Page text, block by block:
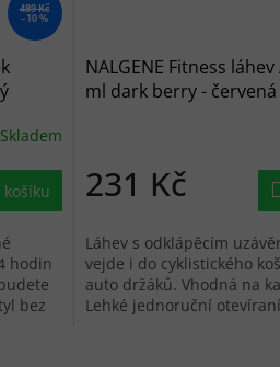
489 Kč
–10 %
Skladem
košíku
hodin
bez
NALGENE Fitness láhev
ml dark berry - červená
231 Kč
Láhev s odklápěcím
vejde i do cyklistického
auto držáků. Vhodná na
Lehké jednoruční